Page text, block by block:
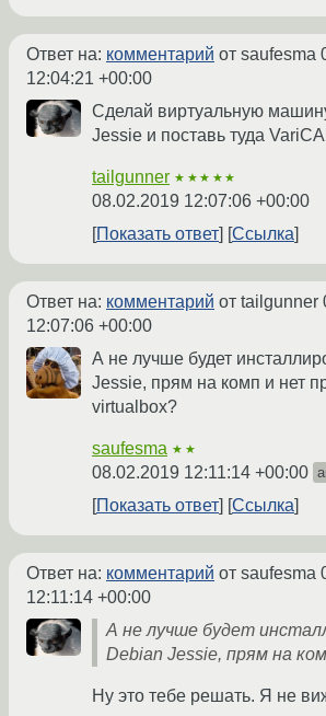
Ответ на: комментарий от saufesma
12:04:21 +00:00
Сделай виртуальную
Jessie и поставь туда
tailgunner ★★★★★
08.02.2019 12:07:06 +00:00
Показать ответ
Ссылка
Ответ на: комментарий от tailgunner
12:07:06 +00:00
А не лучше будет
Jessie, прям на комп и нет
virtualbox?
saufesma ★★
08.02.2019 12:11:14 +00:00
Показать ответ Ссылка
Ответ на: комментарий от saufesma
12:11:14 +00:00
А не лучше будет
Debian Jessie, прям на
Ну это тебе решать. Я не